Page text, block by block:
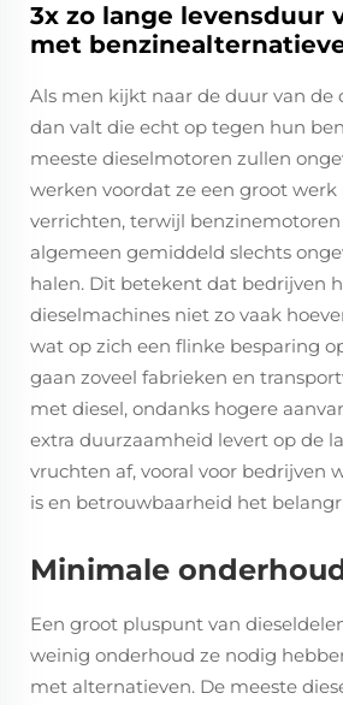
3x zo lange levensduur
met
Als men kijkt naar de duur van de
dan valt die echt op tegen hun
meeste dieselmotoren zullen
werken voordat ze een groot
verrichten, terwijl
algemeen gemiddeld slechts
halen. Dit betekent dat bedrijven
dieselmachines niet zo vaak
wat op zich een flinke besparing
gaan zoveel fabrieken en
met diesel, ondanks hogere
extra duurzaamheid levert op de
vruchten af, vooral voor bedrijven
is en betrouwbaarheid het
Minimale
Een groot pluspunt van
weinig onderhoud ze nodig
met alternatieven. De meeste